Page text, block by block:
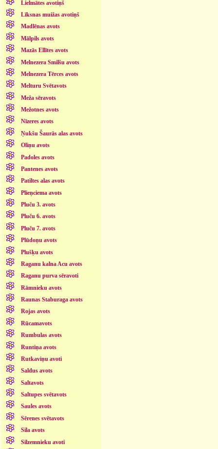
Lielmātes avotiņš
Līksnas muižas avotiņš
Madlēnas avots
Mālpils avots
Mazās Ellītes avots
Melnezera Smilšu avots
Melnezera Tērces avots
Melturu Svētavots
Meža sēravots
Mežotnes avots
Nīzeres avots
Ņukšu Šaurās alas avots
Oliņu avots
Padoles avots
Pantenes avots
Patiltes alas avots
Plieņciema avots
Pluču 3. avots
Pluču 6. avots
Pluču 7. avots
Plūdoņu avots
Plušķu avots
Raganu kalna Acu avots
Raganu purva sēravoti
Rāmnieku avots
Raunas Staburaga avots
Rojas avots
Rūcamavots
Rumbulas avots
Runtiņa avots
Rutkaviņu avoti
Saldus avots
Saltavots
Saltupes svētavots
Saules avots
Sērenes svētavots
Sila avots
Silzemnieku avoti